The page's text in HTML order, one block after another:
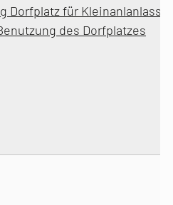
Dorfplatz für Kleinanlanlass -
des Dorfplatzes